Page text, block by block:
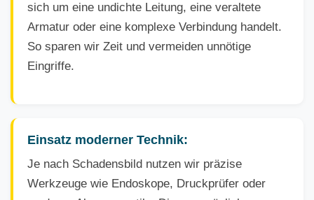
sich um eine undichte Leitung, eine veraltete
Armatur oder eine komplexe Verbindung handelt.
So sparen wir Zeit und vermeiden unnötige
Eingriffe.
Einsatz moderner Technik:
Je nach Schadensbild nutzen wir präzise
Werkzeuge wie Endoskope, Druckprüfer oder